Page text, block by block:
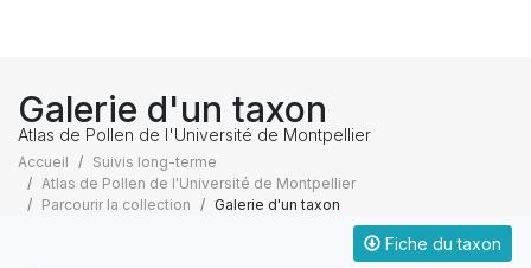
Galerie d'un taxon
Atlas de Pollen de l'Université de Montpellier
Accueil
Suivis long-terme
Atlas de Pollen de l'Université de Montpellier
Parcourir la collection
Galerie d'un taxon
Fiche du taxon